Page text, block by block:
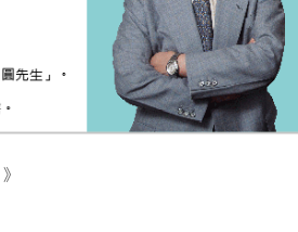
》